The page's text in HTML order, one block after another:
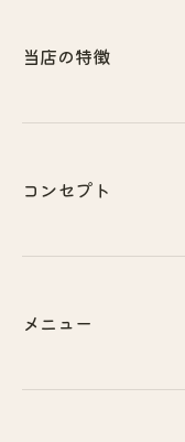
当店の特徴
コンセプト
メニュー